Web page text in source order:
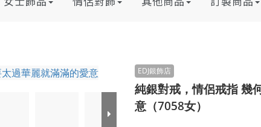
純銀對戒，情侶戒指 幾
意（7058女）